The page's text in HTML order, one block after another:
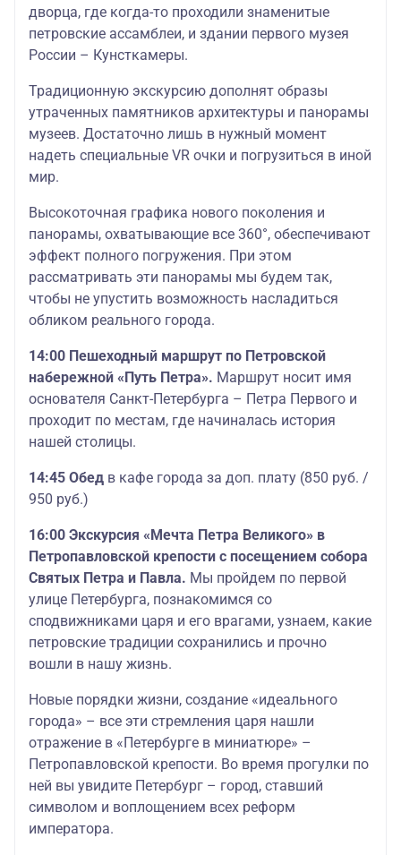
дворца, где когда-то проходили знаменитые
петровские ассамблеи, и здании первого музея
России – Кунсткамеры.
Традиционную экскурсию дополнят образы
утраченных памятников архитектуры и панорамы
музеев. Достаточно лишь в нужный момент
надеть специальные VR очки и погрузиться в иной
мир.
Высокоточная графика нового поколения и
панорамы, охватывающие все 360°, обеспечивают
эффект полного погружения. При этом
рассматривать эти панорамы мы будем так,
чтобы не упустить возможность насладиться
обликом реального города.
14:00 Пешеходный маршрут по Петровской
набережной «Путь Петра». Маршрут носит имя
основателя Санкт-Петербурга – Петра Первого и
проходит по местам, где начиналась история
нашей столицы.
14:45 Обед в кафе города за доп. плату (850 руб. /
950 руб.)
16:00 Экскурсия «Мечта Петра Великого» в
Петропавловской крепости с посещением собора
Святых Петра и Павла. Мы пройдем по первой
улице Петербурга, познакомимся со
сподвижниками царя и его врагами, узнаем, какие
петровские традиции сохранились и прочно
вошли в нашу жизнь.
Новые порядки жизни, создание «идеального
города» – все эти стремления царя нашли
отражение в «Петербурге в миниатюре» –
Петропавловской крепости. Во время прогулки по
ней вы увидите Петербург – город, ставший
символом и воплощением всех реформ
императора.